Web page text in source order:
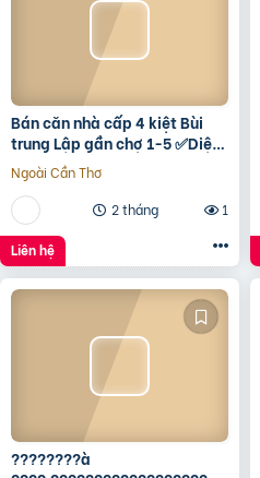
Bán căn nhà cấp 4 kiệt Bùi
trung Lập gần chợ 1-5 ✅Diện
tích 5*22 ✅Hướng Tây Bắc
✅Đường oto thông
Ngoài Cần Thơ
2 tháng
1
Liên hệ
????????à